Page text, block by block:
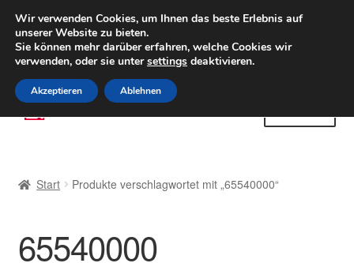
LIEFERUNG ab 6 EUR
Weltweiter Versand
(800) 500 564Mo-Fr 9-16 Uhr
Zur
Navigation
Zum
Inhalt
AGB
Beschwerden
Start Produkte verschlagwortet mit „65540000“
65540000
Wir verwenden Cookies, um Ihnen das beste Erlebnis auf
unserer Website zu bieten.
Sie können mehr darüber erfahren, welche Cookies wir
verwenden, oder sie untersettings deaktivieren.
Akzeptieren Ablehnen